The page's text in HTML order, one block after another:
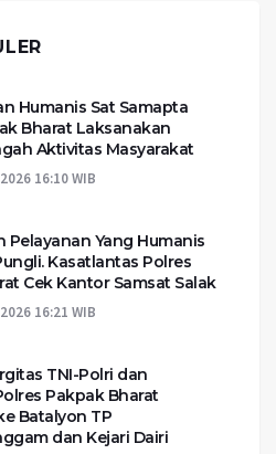
Humanis Sat Samapta
Bharat Laksanakan
Aktivitas Masyarakat
16:10 WIB
Pelayanan Yang Humanis
Kasatlantas Polres
Cek Kantor Samsat Salak
16:21 WIB
TNI-Polri dan
Pakpak Bharat
Batalyon TP
dan Kejari Dairi